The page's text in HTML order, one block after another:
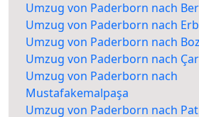
Umzug von Paderborn nach
Umzug von Paderborn nach
Umzug von Paderborn nach
Umzug von Paderborn nach
Umzug von Paderborn nach
Mustafakemalpaşa
Umzug von Paderborn nach